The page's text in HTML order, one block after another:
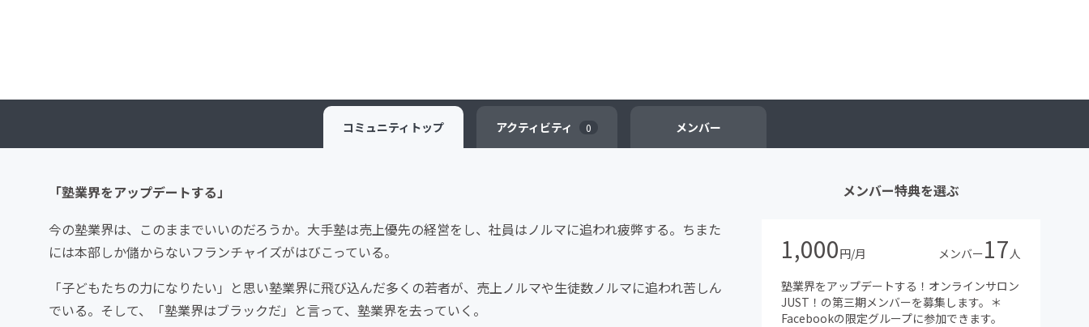
コミュニティ トップ アクティビティ 0 メンバー
「塾業界をアップデートする」
今の塾業界は、このままでいいのだろうか。大手塾は売上優先の経営をし、社員はノルマに追われ疲弊する。ちまた
には本部しか儲からないフランチャイズがはびこっている。
「子どもたちの力になりたい」と思い塾業界に飛び込んだ多くの若者が、売上ノルマや生徒数ノルマに追われ苦しん
でいる。そして、「塾業界はブラックだ」と言って、塾業界を去っていく。
メンバー特典を選ぶ
1,000円/月 メンバー17人
塾業界をアップデートする！オンラインサロン
JUST！の第三期メンバーを募集します。＊
Facebookの限定グループに参加できます。